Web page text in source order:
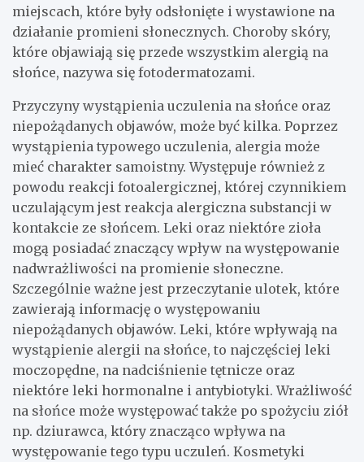
miejscach, które były odsłonięte i wystawione na
działanie promieni słonecznych. Choroby skóry,
które objawiają się przede wszystkim alergią na
słońce, nazywa się fotodermatozami.
Przyczyny wystąpienia uczulenia na słońce oraz
niepożądanych objawów, może być kilka. Poprzez
wystąpienia typowego uczulenia, alergia może
mieć charakter samoistny. Występuje również z
powodu reakcji fotoalergicznej, której czynnikiem
uczulającym jest reakcja alergiczna substancji w
kontakcie ze słońcem. Leki oraz niektóre zioła
mogą posiadać znaczący wpływ na występowanie
nadwrażliwości na promienie słoneczne.
Szczególnie ważne jest przeczytanie ulotek, które
zawierają informację o występowaniu
niepożądanych objawów. Leki, które wpływają na
wystąpienie alergii na słońce, to najczęściej leki
moczopędne, na nadciśnienie tętnicze oraz
niektóre leki hormonalne i antybiotyki. Wrażliwość
na słońce może występować także po spożyciu ziół
np. dziurawca, który znacząco wpływa na
występowanie tego typu uczuleń. Kosmetyki